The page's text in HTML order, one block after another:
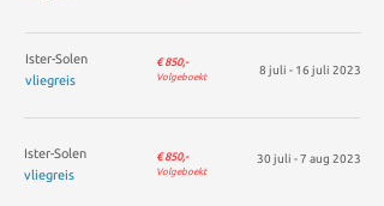
Ister-Solen
vliegreis
€ 850,-
Volgeboekt
8 juli - 16 juli 2023
Ister-Solen
vliegreis
€ 850,-
Volgeboekt
30 juli - 7 aug 2023